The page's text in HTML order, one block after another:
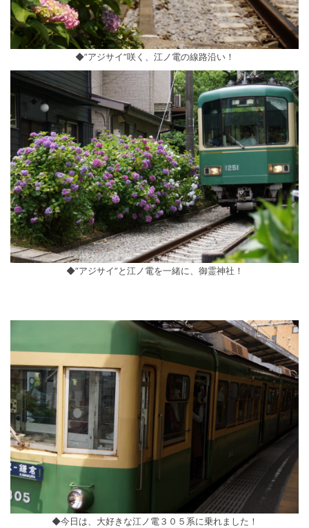
◆”アジサイ”咲く、江ノ電の線路沿い！
◆”アジサイ”と江ノ電を一緒に、御霊神社！
◆今日は、大好きな江ノ電３０５系に乗れました！